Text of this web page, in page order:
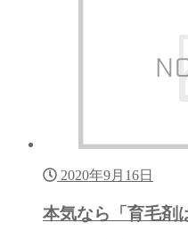
2020年9月16日
本気なら「育毛剤